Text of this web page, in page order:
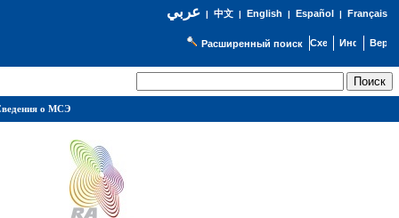
عربي| 中文| English | Español | Français
Расширенный поиск
о МСЭ